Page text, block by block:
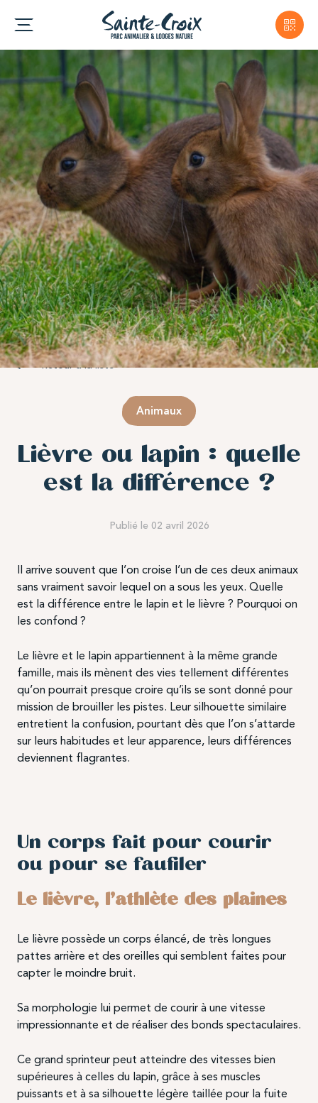
Retour à la liste
Animaux
Lièvre ou lapin : quelle
est la différence ?
Publié le 02 avril 2026
Il arrive souvent que l’on croise l’un de ces deux animaux
sans vraiment savoir lequel on a sous les yeux. Quelle
est la différence entre le lapin et le lièvre ? Pourquoi on
les confond ?
Le lièvre et le lapin appartiennent à la même grande
famille, mais ils mènent des vies tellement différentes
qu’on pourrait presque croire qu’ils se sont donné pour
mission de brouiller les pistes. Leur silhouette similaire
entretient la confusion, pourtant dès que l’on s’attarde
sur leurs habitudes et leur apparence, leurs différences
deviennent flagrantes.
Un corps fait pour courir
ou pour se faufiler
Le lièvre, l’athlète des plaines
Le lièvre possède un corps élancé, de très longues
pattes arrière et des oreilles qui semblent faites pour
capter le moindre bruit.
Sa morphologie lui permet de courir à une vitesse
impressionnante et de réaliser des bonds spectaculaires.
Ce grand sprinteur peut atteindre des vitesses bien
supérieures à celles du lapin, grâce à ses muscles
puissants et à sa silhouette légère taillée pour la fuite